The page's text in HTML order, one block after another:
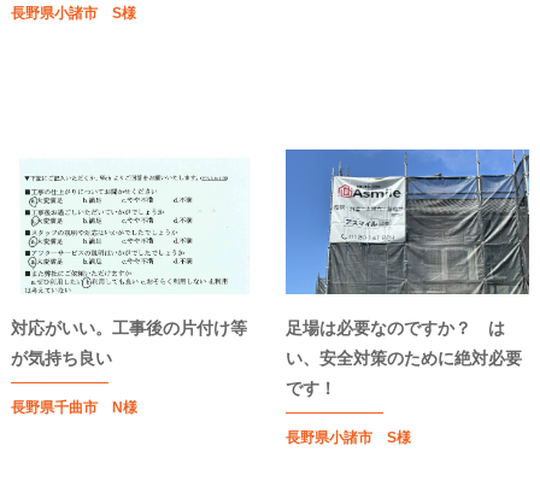
長野県小諸市 S様
対応がいい。工事後の片付け等
が気持ち良い
長野県千曲市 N様
足場は必要なのですか？ は
い、安全対策のために絶対必要
です！
長野県小諸市 S様